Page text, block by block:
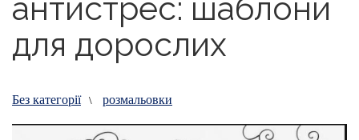
антистрес: шаблони
для дорослих
Без категорії \ розмальовки